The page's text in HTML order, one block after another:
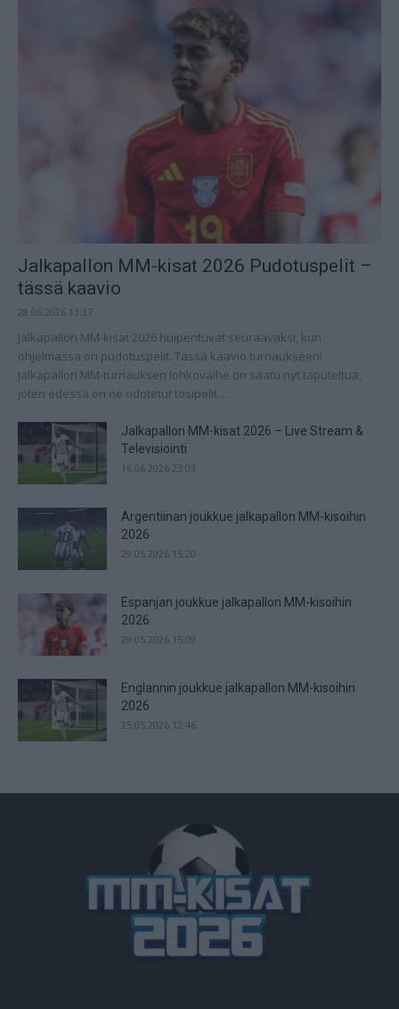
Jalkapallon MM-kisat 2026 Pudotuspelit –
tässä kaavio
28.06.2026 13:37
Jalkapallon MM-kisat 2026 huipentuvat seuraavaksi, kun
ohjelmassa on pudotuspelit. Tässä kaavio turnaukseen!
Jalkapallon MM-turnauksen lohkovaihe on saatu nyt taputeltua,
joten edessä on ne odotetut tosipelit....
Jalkapallon MM-kisat 2026 – Live Stream &
Televisiointi
16.06.2026 23:03
Argentiinan joukkue jalkapallon MM-kisoihin
2026
29.05.2026 15:20
Espanjan joukkue jalkapallon MM-kisoihin
2026
29.05.2026 15:09
Englannin joukkue jalkapallon MM-kisoihin
2026
25.05.2026 12:46